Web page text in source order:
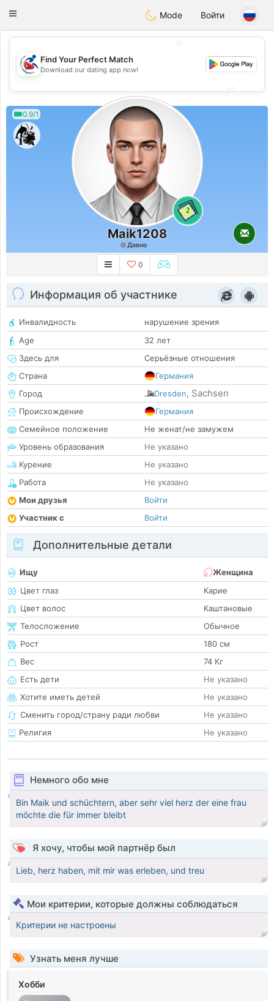
Handi Space
Toggle
Mode Войти
💖
💕
Find Your Perfect Match
Download our dating app now!
0.9/1
2
Maik1208
Давно
0
Информация об участнике
Инвалидность
нарушение зрения
Age
32 лет
Здесь для
Серьёзные отношения
Страна
Германия
Город
Dresden, Sachsen
Происхождение
Германия
Семейное положение
Не женат/не замужем
Уровень образования
Не указано
Курение
Не указано
Работа
Не указано
Мои друзья
Войти
Участник с
Войти
Дополнительные детали
Ищу
Женщина
Цвет глаз
Карие
Цвет волос
Каштановые
Телосложение
Обычное
Рост
180 см
Вес
74 Кг
Есть дети
Не указано
Хотите иметь детей
Не указано
Сменить город/страну ради любви
Не указано
Религия
Не указано
Немного обо мне
Bin Maik und schüchtern, aber sehr viel herz der eine frau
möchte die für immer bleibt
Я хочу, чтобы мой партнёр был
Lieb, herz haben, mit mir was erleben, und treu
Мои критерии, которые должны соблюдаться
Критерии не настроены
Узнать меня лучше
Хобби